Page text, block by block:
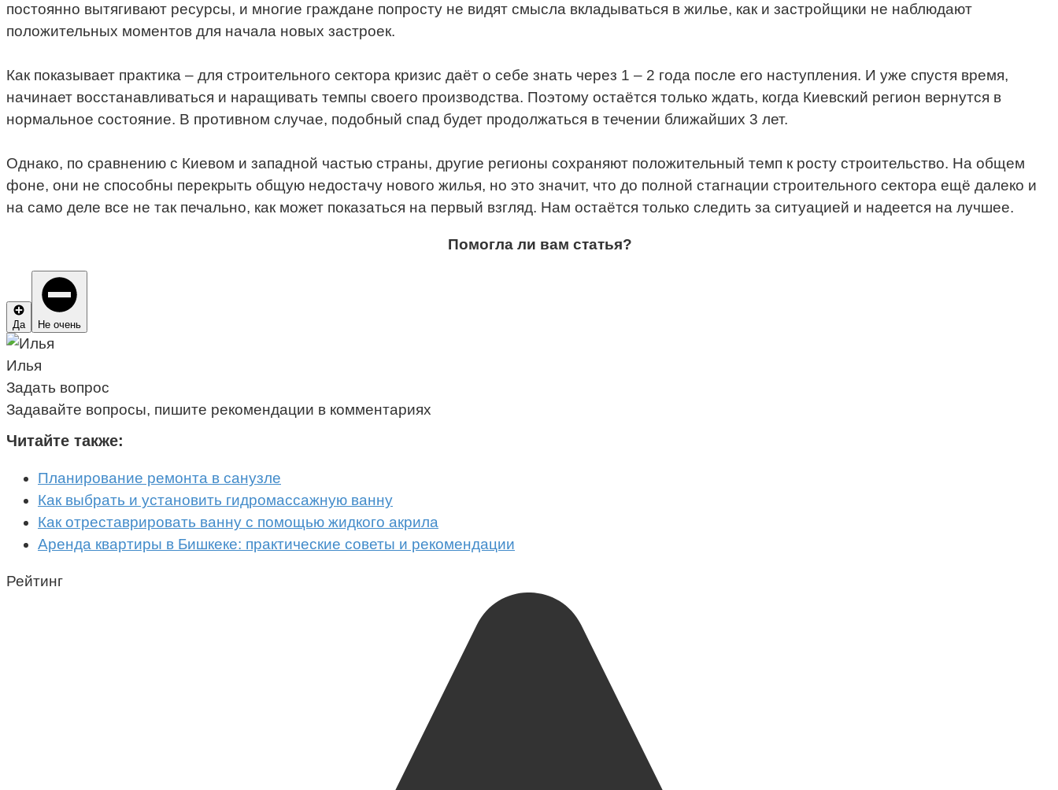
постоянно вытягивают ресурсы, и многие граждане попросту не видят смысла вкладываться в жилье, как и застройщики не наблюдают
положительных моментов для начала новых застроек.
Как показывает практика – для строительного сектора кризис даёт о себе знать через 1 – 2 года после его наступления. И уже спустя время,
начинает восстанавливаться и наращивать темпы своего производства. Поэтому остаётся только ждать, когда Киевский регион вернутся в
нормальное состояние. В противном случае, подобный спад будет продолжаться в течении ближайших 3 лет.
Однако, по сравнению с Киевом и западной частью страны, другие регионы сохраняют положительный темп к росту строительство. На общем
фоне, они не способны перекрыть общую недостачу нового жилья, но это значит, что до полной стагнации строительного сектора ещё далеко и
на само деле все не так печально, как может показаться на первый взгляд. Нам остаётся только следить за ситуацией и надеется на лучшее.
Помогла ли вам статья?
Да Не очень
Илья
Задать вопрос
Задавайте вопросы, пишите рекомендации в комментариях
Читайте также:
Планирование ремонта в санузле
Как выбрать и установить гидромассажную ванну
Как отреставрировать ванну с помощью жидкого акрила
Аренда квартиры в Бишкеке: практические советы и рекомендации
Рейтинг